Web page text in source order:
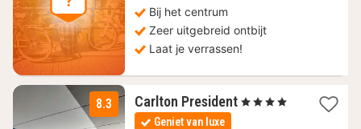
Bij het centrum
Zeer uitgebreid ontbijt
Laat je verrassen!
8.3 Carlton President 1
, 4 Sterren
Geniet van luxe